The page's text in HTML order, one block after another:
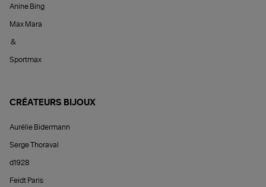
Anine Bing
Max Mara
&
Sportmax
CRÉATEURS BIJOUX
Aurélie Bidermann
Serge Thoraval
d1928
Feidt Paris